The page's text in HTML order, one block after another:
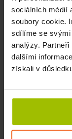
sociálních médií
soubory cookie.
sdílíme se svými
analýzy. Partneři
dalšími
získali v
Masážní válce
masáže končetin
menší variantu
najdete v naší